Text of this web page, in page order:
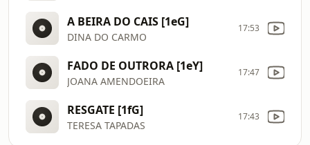
A BEIRA DO CAIS [1eG]
DINA DO CARMO
17:53
FADO DE OUTRORA [1eY]
JOANA AMENDOEIRA
17:47
RESGATE [1fG]
TERESA TAPADAS
17:43